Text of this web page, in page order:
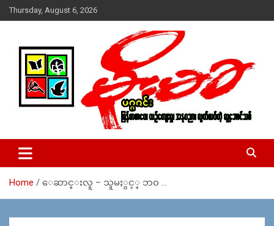
Skip
to
Thursday, August 6, 2026
MoeMaKa Burmese News &
Media
ယ္ေရး – အမွတ္ ၂၅၄၊ ပထပ္၊ လမ္း ၄၀၊ ေက်ာက္တံတား၊ ရန္ကုန္။
(ဖုုံး – ၀၉ ၂၅၂ ၂၄၉ ၀၉၄ ၊ ၀၉ ၄၂၁ ၇၄၃ ၇၅၃ ၊ ၀၉ ၅၀၄ ၁၀ ၅၈) ျ
ဇာေစ်းသစ္ ။ ၀၉ ၇၈၆၈၃၇ ၃၀၅ / ၀၉ ၉၆၃၆၉၉၈၃၄
Home ေဆာင္းလူ – သူမႏွင့္ ဘ၀ …